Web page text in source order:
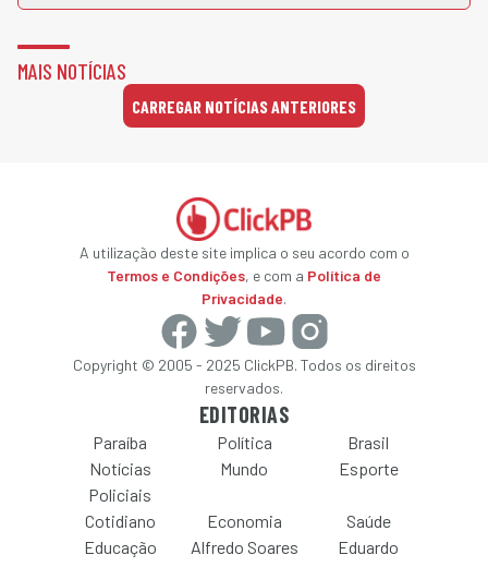
MAIS NOTÍCIAS
CARREGAR NOTÍCIAS ANTERIORES
A utilização deste site implica o seu acordo com o
Termos e Condições, e com a Política de
Privacidade.
Copyright © 2005 - 2025 ClickPB. Todos os direitos
reservados.
EDITORIAS
Paraíba Política
Brasil
Notícias
Policiais
Mundo Esporte
Cotidiano Economia
Saúde
Educação
Alfredo Soares
Eduardo